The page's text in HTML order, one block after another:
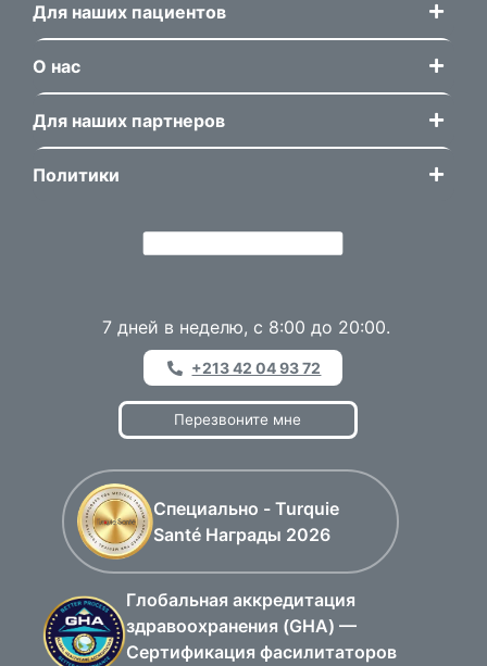
Для наших пациентов
О нас
Для наших партнеров
Политики
7 дней в неделю, с 8:00 до 20:00.
+213 42 04 93 72
Перезвоните мне
Специально - Turquie
Santé Награды 2026
Глобальная аккредитация
здравоохранения (GHA) —
Сертификация фасилитаторов